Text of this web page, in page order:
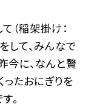
（稲架掛け：
して、みんなで
今に、なんと贅
ったおにぎりを
。